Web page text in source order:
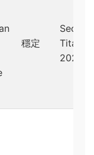
穩定
Titan
2023